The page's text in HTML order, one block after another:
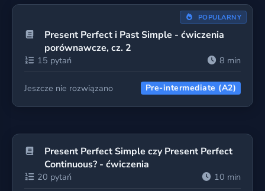
POPULARNY
Present Perfect i Past Simple - ćwiczenia
porównawcze, cz. 2
15 pytań 8 min
Jeszcze nie rozwiązano Pre-intermediate (A2)
Present Perfect Simple czy Present Perfect
Continuous? - ćwiczenia
20 pytań 10 min